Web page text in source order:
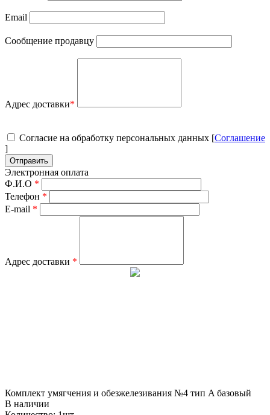
Email
Сообщение продавцу
Адрес доставки*
Согласие на обработку персональных данных [Соглашение
]
Отправить
Электронная оплата
Ф.И.О *
Телефон *
E-mail *
Адрес доставки *
Комплект умягчения и обезжелезивания №4 тип A базовый
В наличии